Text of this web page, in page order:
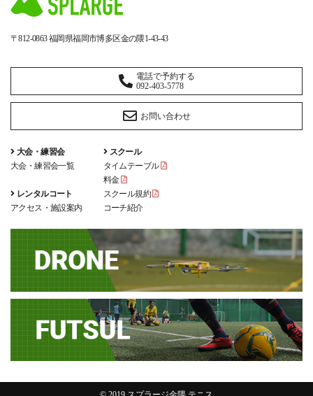
〒812-0863福岡県福岡市博多区金の隈1-43-43
電話で予約する
092-403-5778
お問い合わせ
大会・練習会
大会・練習会一覧
レンタルコート
アクセス・施設案内
スクール
タイムテーブル
料金
スクール規約
コーチ紹介